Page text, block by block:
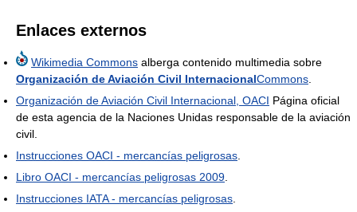
Enlaces externos
Wikimedia Commons alberga contenido multimedia sobre
Organización de Aviación Civil InternacionalCommons
Organización de Aviación Civil Internacional, OACI Página oficial
de esta agencia de la Naciones Unidas responsable de la aviación
civil.
Instrucciones OACI - mercancías peligrosas
Libro OACI - mercancías peligrosas 2009
Instrucciones IATA - mercancías peligrosas